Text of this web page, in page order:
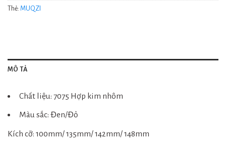
Thẻ: MUQZI
MÔ TẢ
Chất liệu: 7075 Hợp kim nhôm
Màu sắc: Đen/Đỏ
Kích cỡ: 100mm/ 135mm/ 142mm/ 148mm